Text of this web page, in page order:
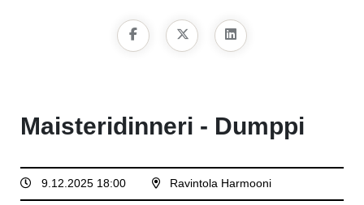
Maisteridinneri - Dumppi
9.12.2025 18:00 Ravintola Harmooni